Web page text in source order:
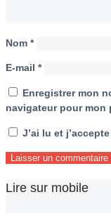
Nom *
E-mail *
Enregistrer mon
navigateur pour mon
J’ai lu et
Lire sur mobile